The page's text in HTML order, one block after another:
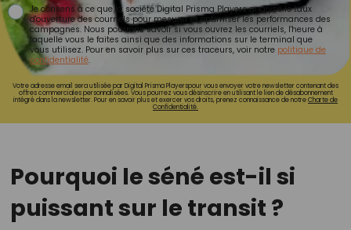
Je consens à ce que la société Digital Prisma Players analyse le taux
d'ouverture des courriels pour mesurer et optimiser les performances des
campagnes. Nous pourrons savoir si vous ouvrez les courriels, l'heure à
laquelle vous le faites ainsi que des informations sur le terminal que
vous utilisez. Pour en savoir plus sur ces traceurs, voir notre politique de
confidentialité.
Votre adresse email sera utilisée par Digital Prisma Playerspour vous envoyer votre newsletter contenant des
offres commerciales personnalisées. Vous pourrez vous désinscrire en utilisant le lien de désabonnement
intégré dans la newsletter. Pour en savoir plus et exercer vos droits, prenez connaissance de notreCharte de
Confidentialité.
Pourquoi le séné est-il si
puissant sur le transit ?